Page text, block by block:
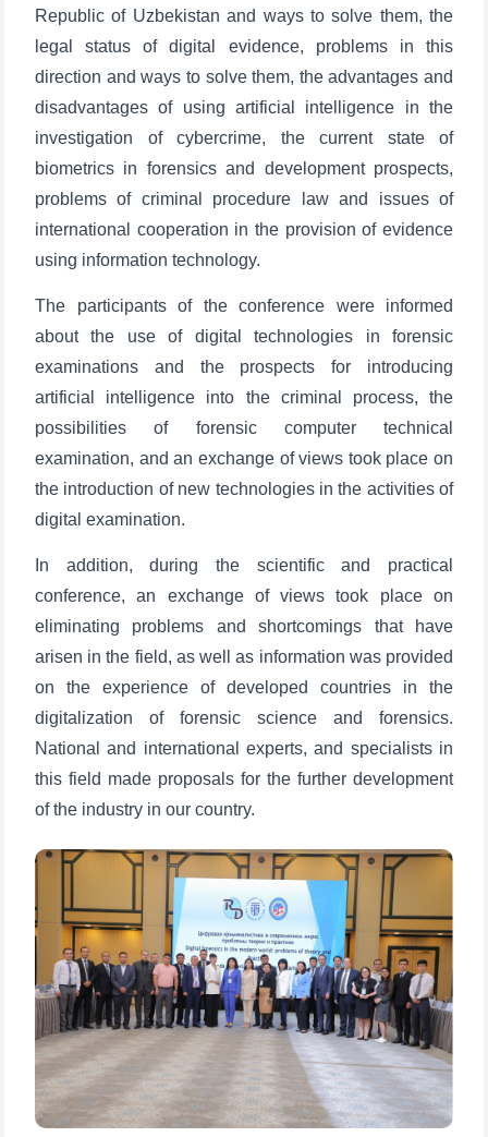
Ваше имя и фамилия
отправить
Republic of Uzbekistan and ways to solve them, the
legal status of digital evidence, problems in this
direction and ways to solve them, the advantages and
disadvantages of using artificial intelligence in the
investigation of cybercrime, the current state of
biometrics in forensics and development prospects,
problems of criminal procedure law and issues of
international cooperation in the provision of evidence
using information technology.
The participants of the conference were informed
about the use of digital technologies in forensic
examinations and the prospects for introducing
artificial intelligence into the criminal process, the
possibilities of forensic computer technical
examination, and an exchange of views took place on
the introduction of new technologies in the activities of
digital examination.
In addition, during the scientific and practical
conference, an exchange of views took place on
eliminating problems and shortcomings that have
arisen in the field, as well as information was provided
on the experience of developed countries in the
digitalization of forensic science and forensics.
National and international experts, and specialists in
this field made proposals for the further development
of the industry in our country.